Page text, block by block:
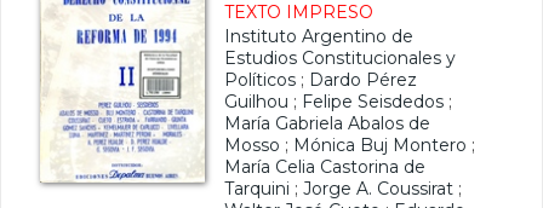
TEXTO IMPRESO
Instituto Argentino de
Estudios Constitucionales y
Políticos ; Dardo Pérez
Guilhou ; Felipe Seisdedos ;
María Gabriela Abalos de
Mosso ; Mónica Buj Montero ;
María Celia Castorina de
Tarquini ; Jorge A. Coussirat ;